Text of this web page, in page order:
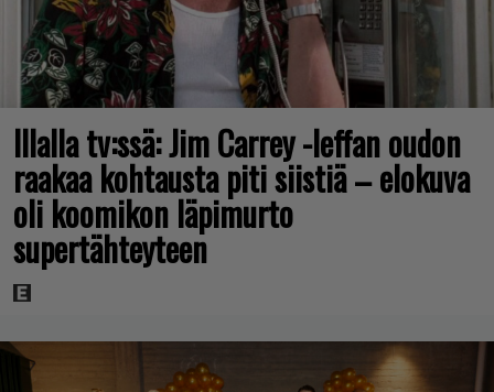
Illalla tv:ssä: Jim Carrey -leffan oudon
raakaa kohtausta piti siistiä – elokuva
oli koomikon läpimurto
supertähteyteen